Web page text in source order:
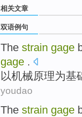
相关文章
双语例句
The strain gage
gage .
以机械原理为基
youdao
The strain gage